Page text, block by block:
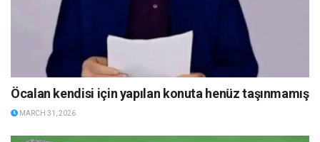
Öcalan kendisi için yapılan konuta henüz taşınmamış
MARCH 31, 2026